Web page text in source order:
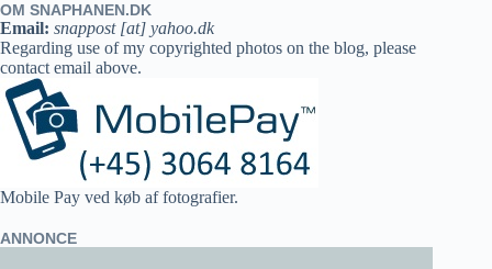
OM SNAPHANEN.DK
Email: snappost [at] yahoo.dk
Regarding use of my copyrighted photos on the blog, please
contact email above.
Mobile Pay ved køb af fotografier.
ANNONCE